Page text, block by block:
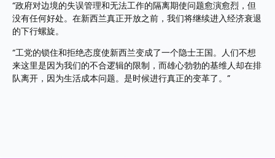
“政府对边境的失误管理和无法工作的隔离期使问题愈演愈烈，但
没有任何好处。在新西兰真正开放之前，我们将继续进入经济衰退
的下行螺旋。
“工党的锁住和拒绝态度使新西兰变成了一个隐士王国。人们不想
来这里是因为我们的不合逻辑的限制，而雄心勃勃的基维人却在排
队离开，因为生活成本问题。是时候进行真正的变革了。”